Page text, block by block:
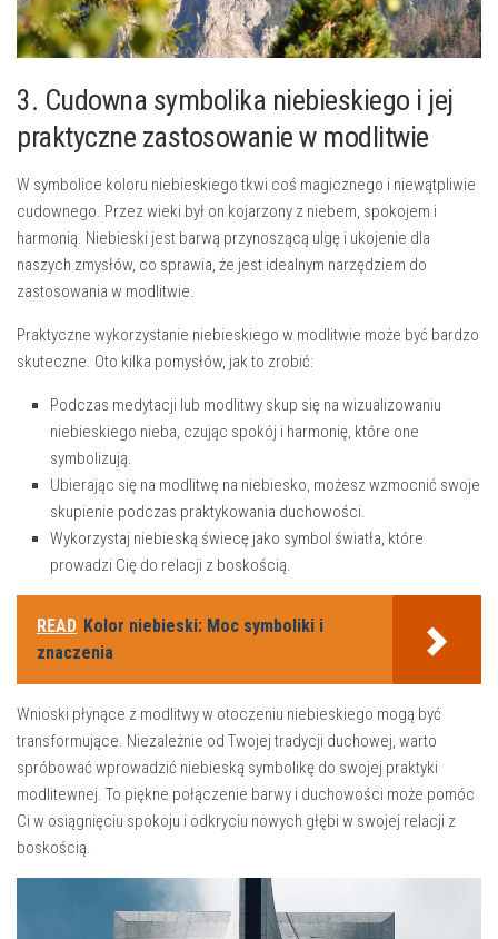
3. Cudowna symbolika niebieskiego i jej
praktyczne zastosowanie w ​modlitwie
W symbolice koloru niebieskiego ​tkwi coś magicznego i niewątpliwie
cudownego. Przez wieki ⁣był on kojarzony z ⁢niebem, spokojem i
harmonią. Niebieski jest barwą przynoszącą ulgę i ukojenie dla
naszych zmysłów, co sprawia, że jest idealnym narzędziem do
‌zastosowania w modlitwie. ⁢
Praktyczne wykorzystanie niebieskiego w modlitwie ⁣może być bardzo
skuteczne.‍ Oto ‍kilka pomysłów, jak‍ to ‌zrobić:
Podczas medytacji lub modlitwy skup się⁤ na wizualizowaniu‍
niebieskiego ⁣nieba, czując spokój i harmonię, które one
symbolizują.
Ubierając się‍ na modlitwę na niebiesko, możesz wzmocnić swoje
skupienie podczas praktykowania duchowości.
Wykorzystaj niebieską świecę jako ⁤symbol światła, które
prowadzi Cię⁢ do relacji z boskością.
READ Kolor niebieski: Moc symboliki i
znaczenia
Wnioski płynące z modlitwy w otoczeniu niebieskiego⁣ mogą być
transformujące. Niezależnie od Twojej tradycji duchowej, warto
spróbować wprowadzić niebieską symbolikę do swojej⁣ praktyki
modlitewnej. To⁢ piękne połączenie barwy i duchowości może pomóc
Ci​ w‌ osiągnięciu spokoju i⁣ odkryciu nowych głębi w‍ swojej relacji z
‌boskością.